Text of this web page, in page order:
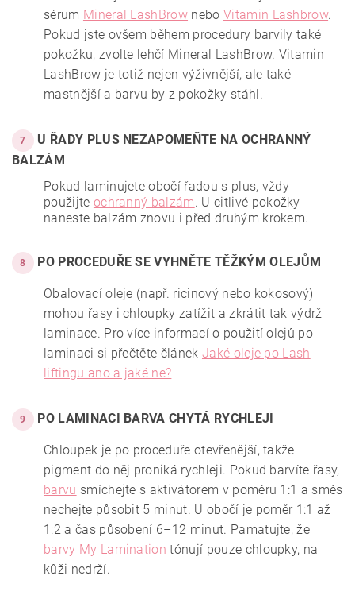
sérum Mineral LashBrow nebo Vitamin Lashbrow.
Pokud jste ovšem během procedury barvily také
pokožku, zvolte lehčí Mineral LashBrow. Vitamin
LashBrow je totiž nejen výživnější, ale také
mastnější a barvu by z pokožky stáhl.
7
U ŘADY PLUS NEZAPOMEŇTE NA OCHRANNÝ
BALZÁM
Pokud laminujete obočí řadou s plus, vždy
použijte ochranný balzám. U citlivé pokožky
naneste balzám znovu i před druhým krokem.
8 PO PROCEDUŘE SE VYHNĚTE TĚŽKÝM OLEJŮM
Obalovací oleje (např. ricinový nebo kokosový)
mohou řasy i chloupky zatížit a zkrátit tak výdrž
laminace. Pro více informací o použití olejů po
laminaci si přečtěte článek Jaké oleje po Lash
liftingu ano a jaké ne?
9 PO LAMINACI BARVA CHYTÁ RYCHLEJI
Chloupek je po proceduře otevřenější, takže
pigment do něj proniká rychleji. Pokud barvíte řasy,
barvu smíchejte s aktivátorem v poměru 1:1 a směs
nechejte působit 5 minut. U obočí je poměr 1:1 až
1:2 a čas působení 6–12 minut. Pamatujte, že
barvy My Lamination tónují pouze chloupky, na
kůži nedrží.